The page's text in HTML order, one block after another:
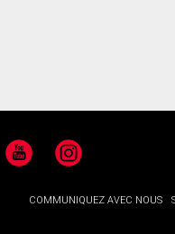
YouTubeInstagram
COMMUNIQUEZ AVEC NOUS